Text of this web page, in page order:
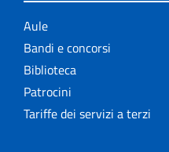
Aule
Bandi e concorsi
Biblioteca
Patrocini
Tariffe dei servizi a terzi